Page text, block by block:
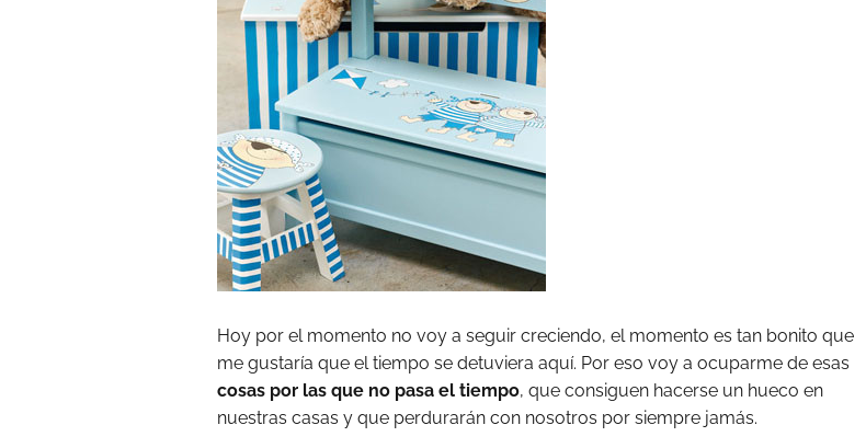
Hoy por el momento no voy a seguir creciendo, el momento es tan bonito que
me gustaría que el tiempo se detuviera aquí. Por eso voy a ocuparme de esas
cosas por las que no pasa el tiempo, que consiguen hacerse un hueco en
nuestras casas y que perdurarán con nosotros por siempre jamás.